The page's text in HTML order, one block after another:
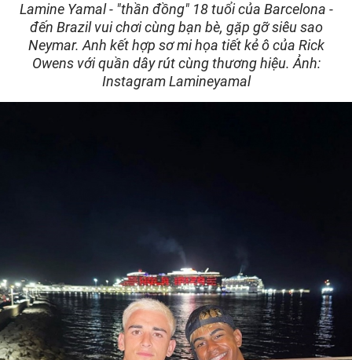
Lamine Yamal - "thần đồng" 18 tuổi của Barcelona -
đến Brazil vui chơi cùng bạn bè, gặp gỡ siêu sao
Neymar. Anh kết hợp sơ mi họa tiết kẻ ô của Rick
Owens với quần dây rút cùng thương hiệu. Ảnh:
Instagram Lamineyamal